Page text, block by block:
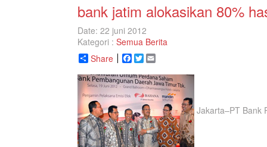
bank jatim alokasikan 80%
Date: 22 juni 2012
Kategori : Semua Berita
Share
Facebook
Twitter
Jakarta–PT Bank